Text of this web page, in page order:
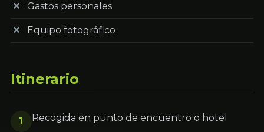
Gastos personales
Equipo fotográfico
Itinerario
1 Recogida en punto de encuentro o hotel